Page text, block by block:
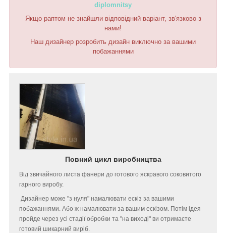
diplomnitsy
Якщо раптом не знайшли відповідний варіант, зв'язково з
нами!
Наш дизайнер розробить дизайн виключно за вашими
побажаннями
Повний цикл виробництва
Від звичайного листа фанери до готового яскравого соковитого
гарного виробу.
Дизайнер може "з нуля" намалювати ескіз за вашими
побажаннями. Або ж намалювати за вашим ескізом. Потім ідея
пройде через усі стадії обробки та "на виході" ви отримаєте
готовий шикарний виріб.